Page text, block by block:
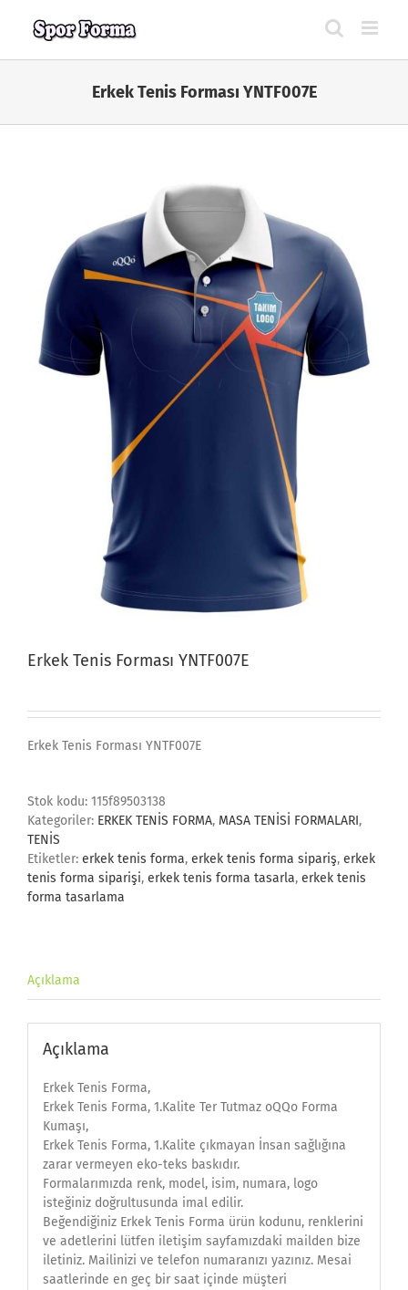
Erkek Tenis Forması YNTF007E
Erkek Tenis Forması YNTF007E
Erkek Tenis Forması YNTF007E
Stok kodu: 115f89503138
Kategoriler: ERKEK TENİS FORMA, MASA TENİSİ FORMALARI,
TENİS
Etiketler: erkek tenis forma, erkek tenis forma sipariş, erkek
tenis forma siparişi, erkek tenis forma tasarla, erkek tenis
forma tasarlama
Açıklama
Açıklama
Erkek Tenis Forma,
Erkek Tenis Forma, 1.Kalite Ter Tutmaz oQQo Forma
Kumaşı,
Erkek Tenis Forma, 1.Kalite çıkmayan İnsan sağlığına
zarar vermeyen eko-teks baskıdır.
Formalarımızda renk, model, isim, numara, logo
isteğiniz doğrultusunda imal edilir.
Beğendiğiniz Erkek Tenis Forma ürün kodunu, renklerini
ve adetlerini lütfen iletişim sayfamızdaki mailden bize
iletiniz. Mailinizi ve telefon numaranızı yazınız. Mesai
saatlerinde en geç bir saat içinde müşteri